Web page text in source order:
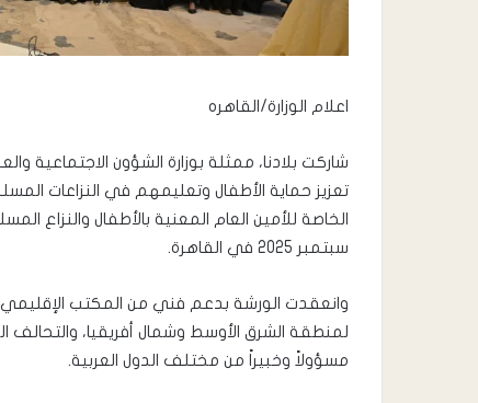
اعلام الوزارة/القاهره
شاركت بلادنا، ممثلة بوزارة الشؤون الاجتماعية
تعزيز حماية الأطفال وتعليمهم في النزاعات
سبتمبر 2025 في القاهرة.
وانعقدت الورشة بدعم فني من المكتب الإقليمي
مسؤولاً وخبيراً من مختلف الدول العربية.